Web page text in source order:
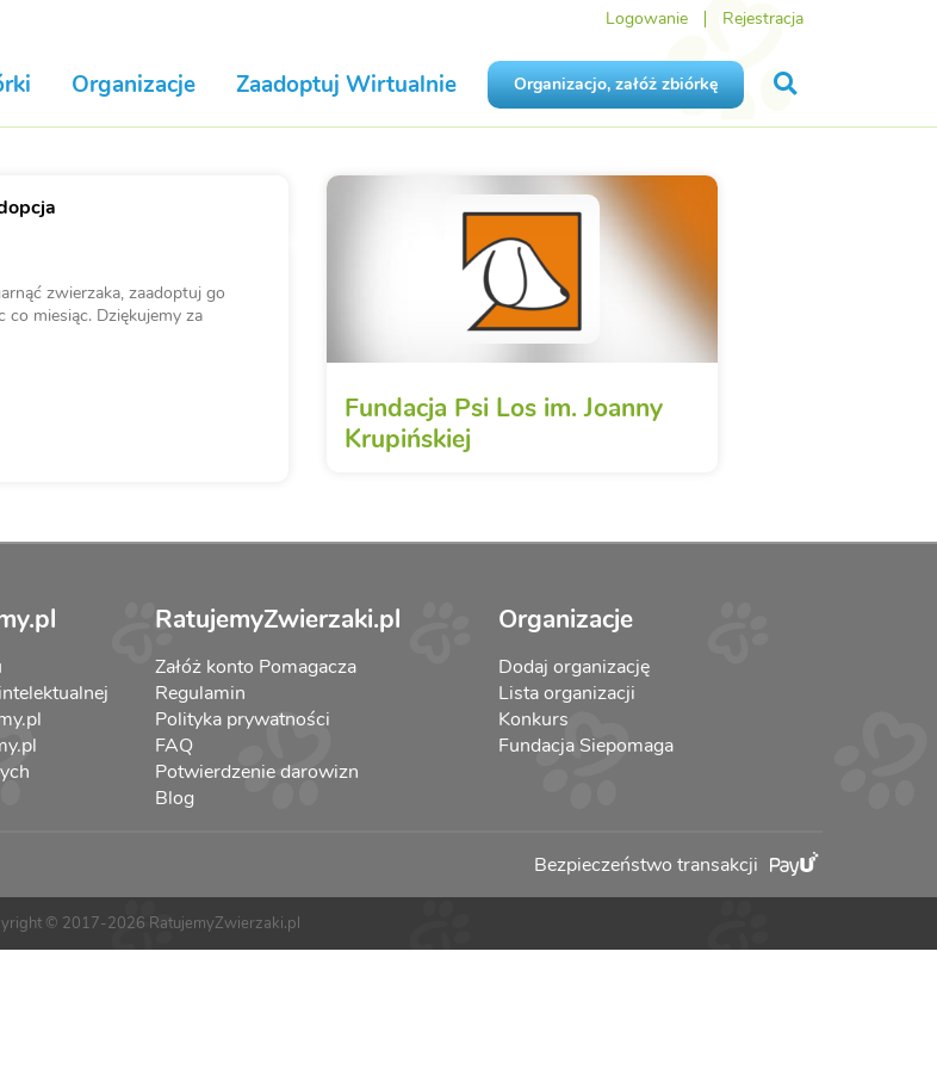
Logowanie Rejestracja
Organizacje Zaadoptuj Wirtualnie Organizacjo, załóż zbiórkę
zwierzaka, zaadoptuj go
miesiąc. Dziękujemy za
Fundacja Psi Los im. Joanny
Krupińskiej
RatujemyZwierzaki.pl
Załóż konto Pomagacza
Regulamin
Polityka prywatności
FAQ
Potwierdzenie darowizn
Blog
Organizacje
Dodaj organizację
Lista organizacji
Konkurs
Fundacja Siepomaga
Bezpieczeństwo transakcji
© 2017-2026 RatujemyZwierzaki.pl